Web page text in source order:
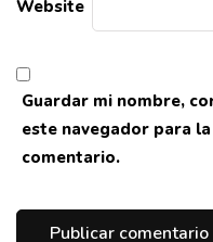
Website
Guardar mi nombre,
este navegador para
comentario.